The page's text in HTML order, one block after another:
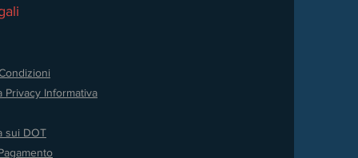
Privacy Informativa
sui DOT